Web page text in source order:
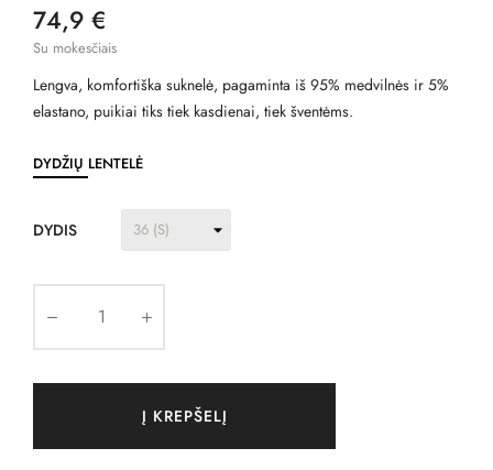
74,9 €
Su mokesčiais
Lengva, komfortiška suknelė, pagaminta iš 95% medvilnės ir 5%
elastano, puikiai tiks tiek kasdienai, tiek šventėms.
DYDŽIŲ LENTELĖ
DYDIS
Į KREPŠELĮ